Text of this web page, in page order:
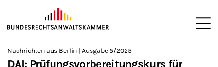
ZUM HAUPTINHALT SPRINGEN
Sie befinden sich hier:
>
Startseite
>
Newsroom
>
Newsletter
>
Nachrichten aus Berlin | Ausgabe 5/2025
DAI: Prüfungsvorbereitungskurs für